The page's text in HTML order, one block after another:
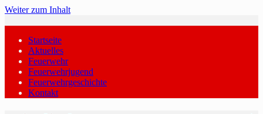
Weiter zum Inhalt
Startseite
Aktuelles
Feuerwehr
Feuerwehrjugend
Feuerwehrgeschichte
Kontakt